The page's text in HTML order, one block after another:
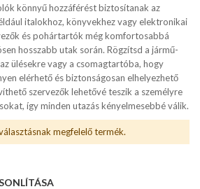
könnyű hozzáférést biztosítanak az
italokhoz, könyvekhez vagy elektronikai
és pohártartók még komfortosabbá
hosszabb utak során. Rögzítsd a jármű-
ülésekre vagy a csomagtartóba, hogy
elérhető és biztonságosan elhelyezhető
szervezők lehetővé teszik a személyre
így minden utazás kényelmesebbé válik.
megfelelő termék.